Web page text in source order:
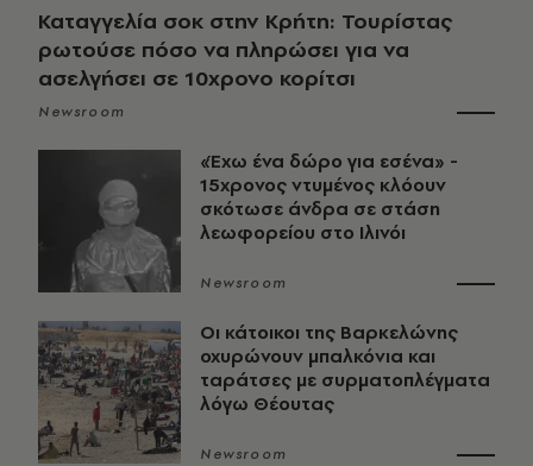
Καταγγελία σοκ στην Κρήτη: Τουρίστας
ρωτούσε πόσο να πληρώσει για να
ασελγήσει σε 10χρονο κορίτσι
Newsroom
«Έχω ένα δώρο για εσένα» -
15χρονος ντυμένος κλόουν
σκότωσε άνδρα σε στάση
λεωφορείου στο Ιλινόι
Newsroom
Οι κάτοικοι της Βαρκελώνης
οχυρώνουν μπαλκόνια και
ταράτσες με συρματοπλέγματα
λόγω Θέουτας
Newsroom